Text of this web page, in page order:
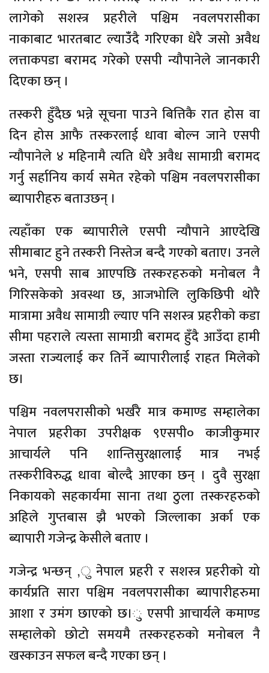
लागेको सशस्त्र प्रहरीले पश्चिम नवलपरासीका
नाकाबाट भारतबाट ल्याउंँदै गरिएका धेरै जसो अवैध
लत्ताकपडा बरामद गरेको एसपी न्यौपानेले जानकारी
दिएका छन् ।
तस्करी हुँदैछ भन्ने सूचना पाउने बित्तिकै रात होस वा
दिन होस आफै तस्करलाई धावा बोल्न जाने एसपी
न्यौपानेले ४ महिनामै त्यति धेरै अवैध सामाग्री बरामद
गर्नु सर्हानिय कार्य समेत रहेको पश्चिम नवलपरासीका
ब्यापारीहरु बताउछन् ।
त्यहाँका एक ब्यापारीले एसपी न्यौपाने आएदेखि
सीमाबाट हुने तस्करी निस्तेज बन्दै गएको बताए। उनले
भने, एसपी साब आएपछि तस्करहरुको मनोबल नै
गिरिसकेको अवस्था छ, आजभोलि लुकिछिपी थोरै
मात्रामा अवैध सामाग्री ल्याए पनि सशस्त्र प्रहरीको कडा
सीमा पहराले त्यस्ता सामाग्री बरामद हुँदै आउँदा हामी
जस्ता राज्यलाई कर तिर्ने ब्यापारीलाई राहत मिलेको
छ।
पश्चिम नवलपरासीको भर्खरै मात्र कमाण्ड सम्हालेका
नेपाल प्रहरीका उपरीक्षक ९एसपी० काजीकुमार
आचार्यले पनि शान्तिसुरक्षालाई मात्र नभई
तस्करीविरुद्ध धावा बोल्दै आएका छन् । दुवै सुरक्षा
निकायको सहकार्यमा साना तथा ठुला तस्करहरुको
अहिले गुप्तबास झै भएको जिल्लाका अर्का एक
ब्यापारी गजेन्द्र केसीले बताए ।
गजेन्द्र भन्छन् ,ु नेपाल प्रहरी र सशस्त्र प्रहरीको यो
कार्यप्रति सारा पश्चिम नवलपरासीका ब्यापारीहरुमा
आशा र उमंग छाएको छ।ु एसपी आचार्यले कमाण्ड
सम्हालेको छोटो समयमै तस्करहरुको मनोबल नै
खस्काउन सफल बन्दै गएका छन् ।